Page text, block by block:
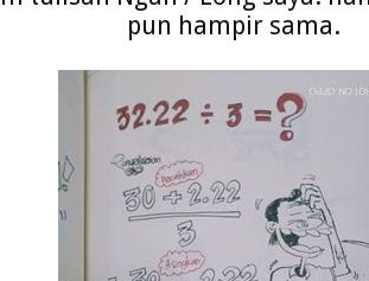
pun hampir sama.